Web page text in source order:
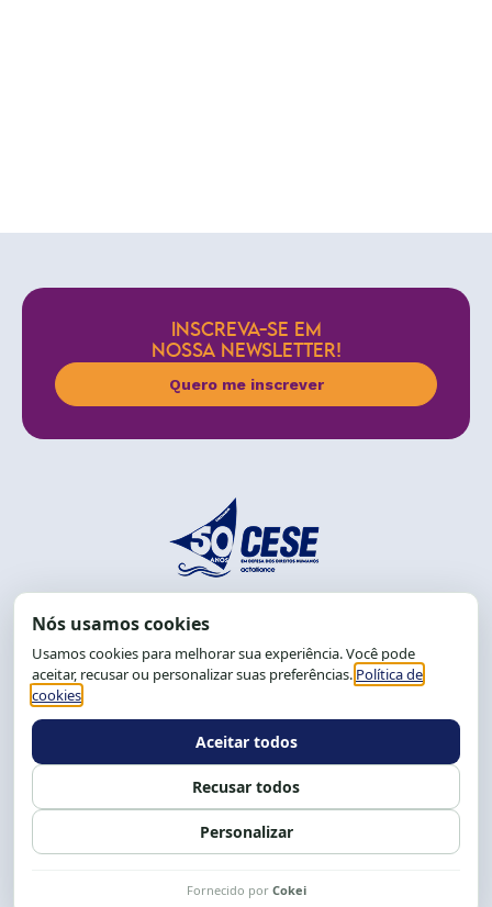
INSCREVA-SE EM
NOSSA NEWSLETTER!
Quero me inscrever
End.: R. da Graça, 150. Graça
CEP: 40.150-055
Salvador-BA, Brasil.
Tel.: (71) 2104-5457, Cel.: (71) 9 9239-2104 ou 2105
Expediente: 8h às 12h e 13 às 17h.
Siga nossas redes Fale conosco